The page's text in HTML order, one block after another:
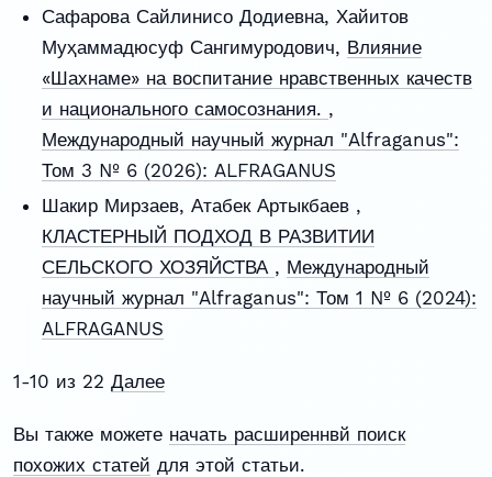
Сафарова Сайлинисо Додиевна, Хайитов
Муҳаммадюсуф Сангимуродович, Влияние
«Шахнаме» на воспитание нравственных качеств
и национального самосознания. ,
Международный научный журнал "Alfraganus":
Том 3 № 6 (2026): ALFRAGANUS
Шакир Мирзаев, Атабек Артыкбаев ,
КЛАСТЕРНЫЙ ПОДХОД В РАЗВИТИИ
СЕЛЬСКОГО ХОЗЯЙСТВА , Международный
научный журнал "Alfraganus": Том 1 № 6 (2024):
ALFRAGANUS
1-10 из 22 Далее
Вы также можете начать расширеннвй поиск
похожих статей для этой статьи.